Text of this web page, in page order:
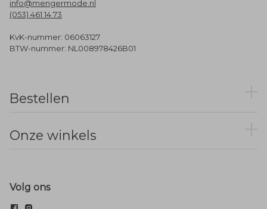
info@mengermode.nl
(053) 461 14 73
KvK-nummer: 06063127
BTW-nummer: NL008978426B01
Bestellen
Onze winkels
Volg ons